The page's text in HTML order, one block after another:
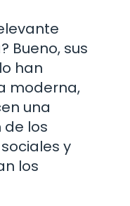
Bueno, sus
han
moderna,
una
los
y
los